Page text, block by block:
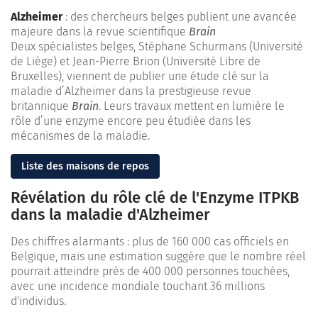
Alzheimer: des chercheurs belges publient une avancée
majeure dans la revue scientifique Brain
Deux spécialistes belges, Stéphane Schurmans (Université
de Liège) et Jean-Pierre Brion (Université Libre de
Bruxelles), viennent de publier une étude clé sur la
maladie d’Alzheimer dans la prestigieuse revue
britannique Brain. Leurs travaux mettent en lumière le
rôle d’une enzyme encore peu étudiée dans les
mécanismes de la maladie.
Liste des maisons de repos
Révélation du rôle clé de l'Enzyme ITPKB
dans la maladie d'Alzheimer
Des chiffres alarmants : plus de 160 000 cas officiels en
Belgique, mais une estimation suggère que le nombre réel
pourrait atteindre près de 400 000 personnes touchées,
avec une incidence mondiale touchant 36 millions
d'individus.